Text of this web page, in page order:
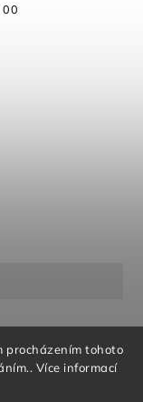
procházením tohoto
Více informací